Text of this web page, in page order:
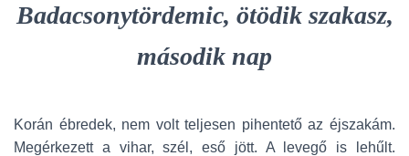
Badacsonytördemic, ötödik szakasz,
második nap
Korán ébredek, nem volt teljesen pihentető az éjszakám.
Megérkezett a vihar, szél, eső jött. A levegő is lehűlt.